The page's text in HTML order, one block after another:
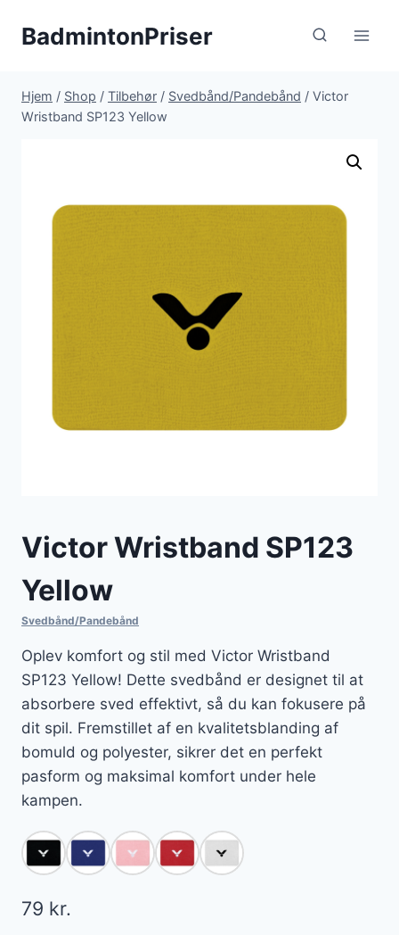
BadmintonPriser
Hjem / Shop / Tilbehør / Svedbånd/Pandebånd / Victor
Wristband SP123 Yellow
Victor Wristband SP123
Yellow
Svedbånd/Pandebånd
Oplev komfort og stil med Victor Wristband
SP123 Yellow! Dette svedbånd er designet til at
absorbere sved effektivt, så du kan fokusere på
dit spil. Fremstillet af en kvalitetsblanding af
bomuld og polyester, sikrer det en perfekt
pasform og maksimal komfort under hele
kampen.
79 kr.